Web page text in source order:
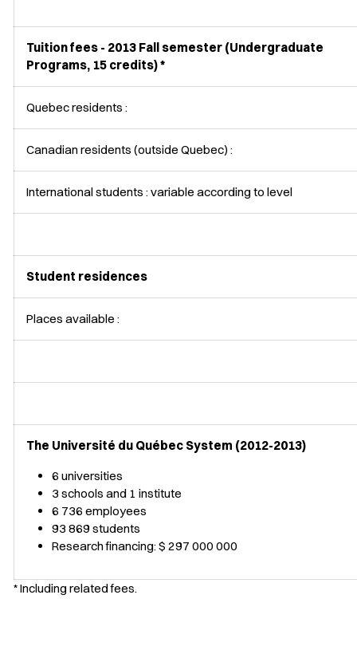
Tuition fees - 2013 Fall semester (Undergraduate
Programs, 15 credits) *
Quebec residents :
Canadian residents (outside Quebec) :
International students : variable according to level
Student residences
Places available :
The Université du Québec System (2012-2013)
6 universities
3 schools and 1 institute
6 736 employees
93 869 students
Research financing: $ 297 000 000
* Including related fees.